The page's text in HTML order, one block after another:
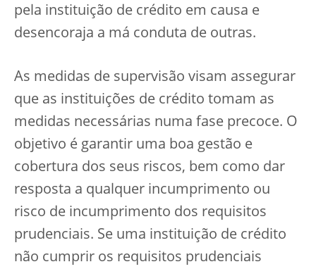
pela instituição de crédito em causa e
desencoraja a má conduta de outras.
As medidas de supervisão visam assegurar
que as instituições de crédito tomam as
medidas necessárias numa fase precoce. O
objetivo é garantir uma boa gestão e
cobertura dos seus riscos, bem como dar
resposta a qualquer incumprimento ou
risco de incumprimento dos requisitos
prudenciais. Se uma instituição de crédito
não cumprir os requisitos prudenciais